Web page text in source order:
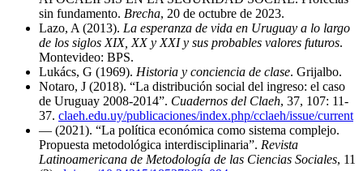
sin fundamento. Brecha, 20 de octubre de 2023.
Lazo, A (2013). La esperanza de vida en Uruguay a lo largo
de los siglos XIX, XX y XXI y sus probables valores futuros.
Montevideo: BPS.
Lukács, G (1969). Historia y conciencia de clase. Grijalbo.
Notaro, J (2018). “La distribución social del ingreso: el caso
de Uruguay 2008-2014”. Cuadernos del Claeh, 37, 107: 11-
37. claeh.edu.uy/publicaciones/index.php/cclaeh/issue/current
— (2021). “La política económica como sistema complejo.
Propuesta metodológica interdisciplinaria”. Revista
Latinoamericana de Metodología de las Ciencias Sociales, 11